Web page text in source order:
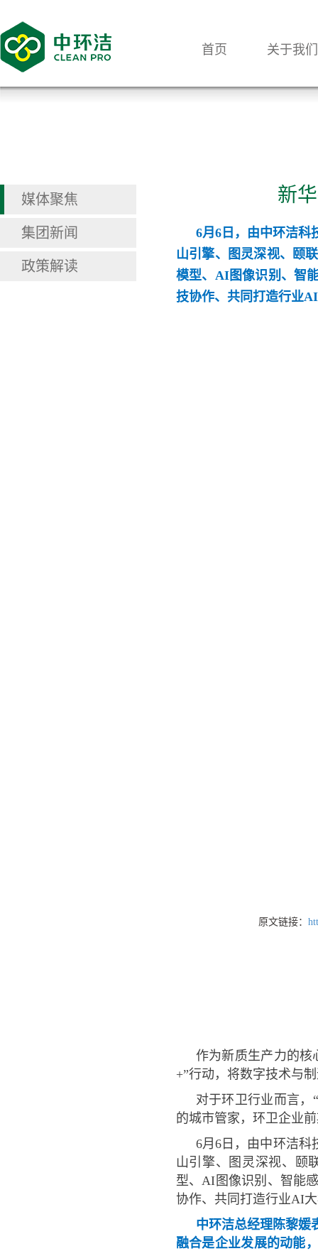
首页 关于我们
媒体聚焦
集团新闻
政策解读
新
6月6日，由中环洁
山引擎、图灵深视、颐
模型、AI图像识别、智
技协作、共同打造行业
原文链接：
作为新质生产力的核
+”行动，将数字技术与
对于环卫行业而言，
的城市管家，环卫企业
6月6日，由中环洁
山引擎、图灵深视、颐
型、AI图像识别、智能
协作、共同打造行业AI
中环洁总经理陈黎媛
融合是企业发展的动能